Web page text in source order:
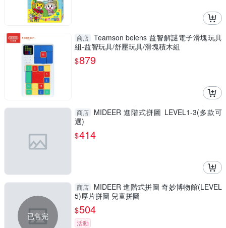
商店 Teamson beiens 益智解謎電子滑塊玩具
組-益智玩具/舒壓玩具/滑塊積木組
$879
商店
MIDEER 進階式拼圖 LEVEL1-3(多款可
選)
$414
已售完
商店
MIDEER 進階式拼圖 奇妙博物館(LEVEL
5)厚片拼圖 兒童拼圖
$504
活動